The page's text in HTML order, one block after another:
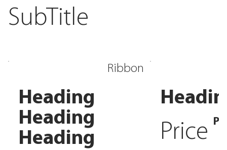
SubTitle
Ribbon
Heading
Heading
Heading
Price